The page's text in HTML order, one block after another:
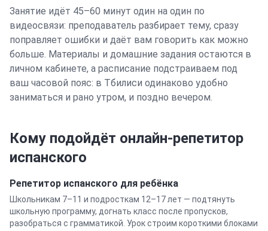
Занятие идёт 45–60 минут один на один по
видеосвязи: преподаватель разбирает тему, сразу
поправляет ошибки и даёт вам говорить как можно
больше. Материалы и домашние задания остаются в
личном кабинете, а расписание подстраиваем под
ваш часовой пояс: в Тбилиси одинаково удобно
заниматься и рано утром, и поздно вечером.
Кому подойдёт онлайн-репетитор
испанского
Репетитор испанского для ребёнка
Школьникам 7–11 и подросткам 12–17 лет — подтянуть
школьную программу, догнать класс после пропусков,
разобраться с грамматикой. Урок строим короткими блоками